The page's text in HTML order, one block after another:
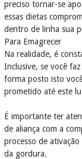
preciso tornar-se
essas dietas
dentro de linha sua
Para Emagrecer
Na realidade, é
Inclusive, se você
forma posto isto
prometido até este
É importante ter
de aliança com a
processo de
da gordura.